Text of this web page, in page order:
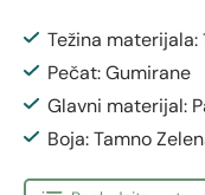
Težina materijala:
Pečat: Gumirane
Glavni materijal:
Boja: Tamno